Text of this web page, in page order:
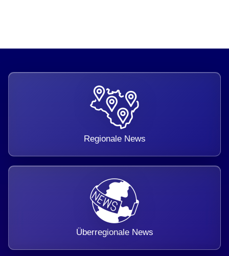
Regionale News
Überregionale News